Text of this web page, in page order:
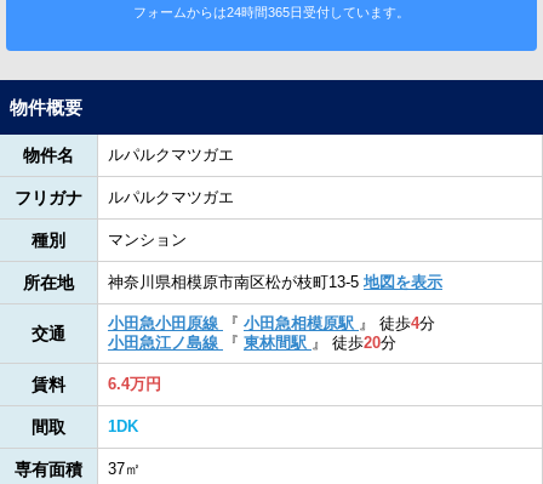
フォームからは24時間365日受付しています。
物件概要
物件名 ルパルクマツガエ
フリガナ ルパルクマツガエ
種別 マンション
所在地 神奈川県相模原市南区松が枝町13-5 地図を表示
交通
小田急小田原線 『 小田急相模原駅 』 徒歩4分
小田急江ノ島線
『 東林間駅 』 徒歩20分
賃料 6.4万円
間取 1DK
専有面積 37㎡